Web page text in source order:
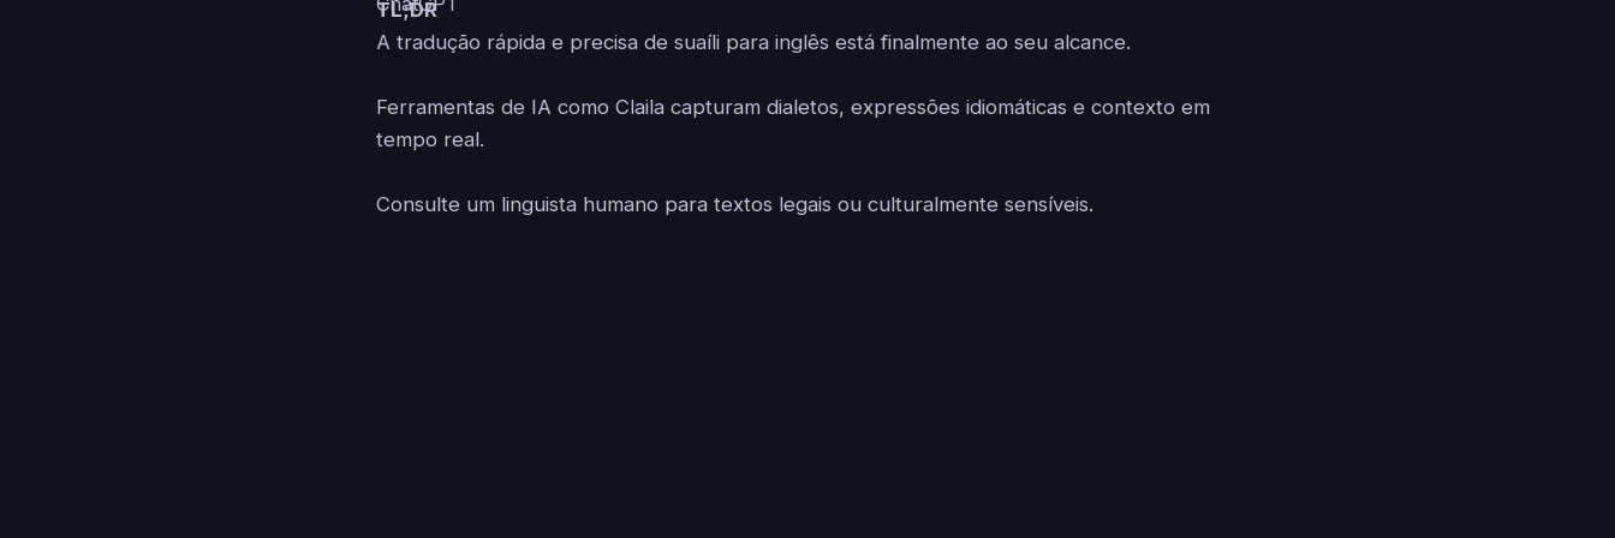
TL;DR
A tradução rápida e precisa de suaíli para inglês está finalmente ao seu alcance.
Ferramentas de IA como Claila capturam dialetos, expressões idiomáticas e contexto em
tempo real.
Consulte um linguista humano para textos legais ou culturalmente sensíveis.